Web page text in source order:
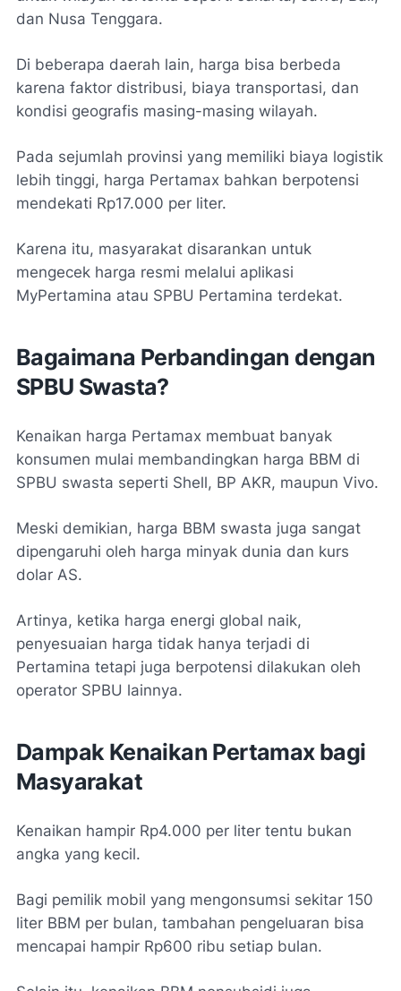
dan Nusa Tenggara.
Di beberapa daerah lain, harga bisa berbeda
karena faktor distribusi, biaya transportasi, dan
kondisi geografis masing-masing wilayah.
Pada sejumlah provinsi yang memiliki biaya logistik
lebih tinggi, harga Pertamax bahkan berpotensi
mendekati Rp17.000 per liter.
Karena itu, masyarakat disarankan untuk
mengecek harga resmi melalui aplikasi
MyPertamina atau SPBU Pertamina terdekat.
Bagaimana Perbandingan dengan
SPBU Swasta?
Kenaikan harga Pertamax membuat banyak
konsumen mulai membandingkan harga BBM di
SPBU swasta seperti Shell, BP AKR, maupun Vivo.
Meski demikian, harga BBM swasta juga sangat
dipengaruhi oleh harga minyak dunia dan kurs
dolar AS.
Artinya, ketika harga energi global naik,
penyesuaian harga tidak hanya terjadi di
Pertamina tetapi juga berpotensi dilakukan oleh
operator SPBU lainnya.
Dampak Kenaikan Pertamax bagi
Masyarakat
Kenaikan hampir Rp4.000 per liter tentu bukan
angka yang kecil.
Bagi pemilik mobil yang mengonsumsi sekitar 150
liter BBM per bulan, tambahan pengeluaran bisa
mencapai hampir Rp600 ribu setiap bulan.